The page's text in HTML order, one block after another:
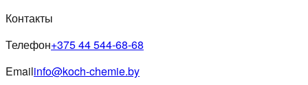
Контакты
Телефон+375 44 544-68-68
Emailinfo@koch-chemie.by